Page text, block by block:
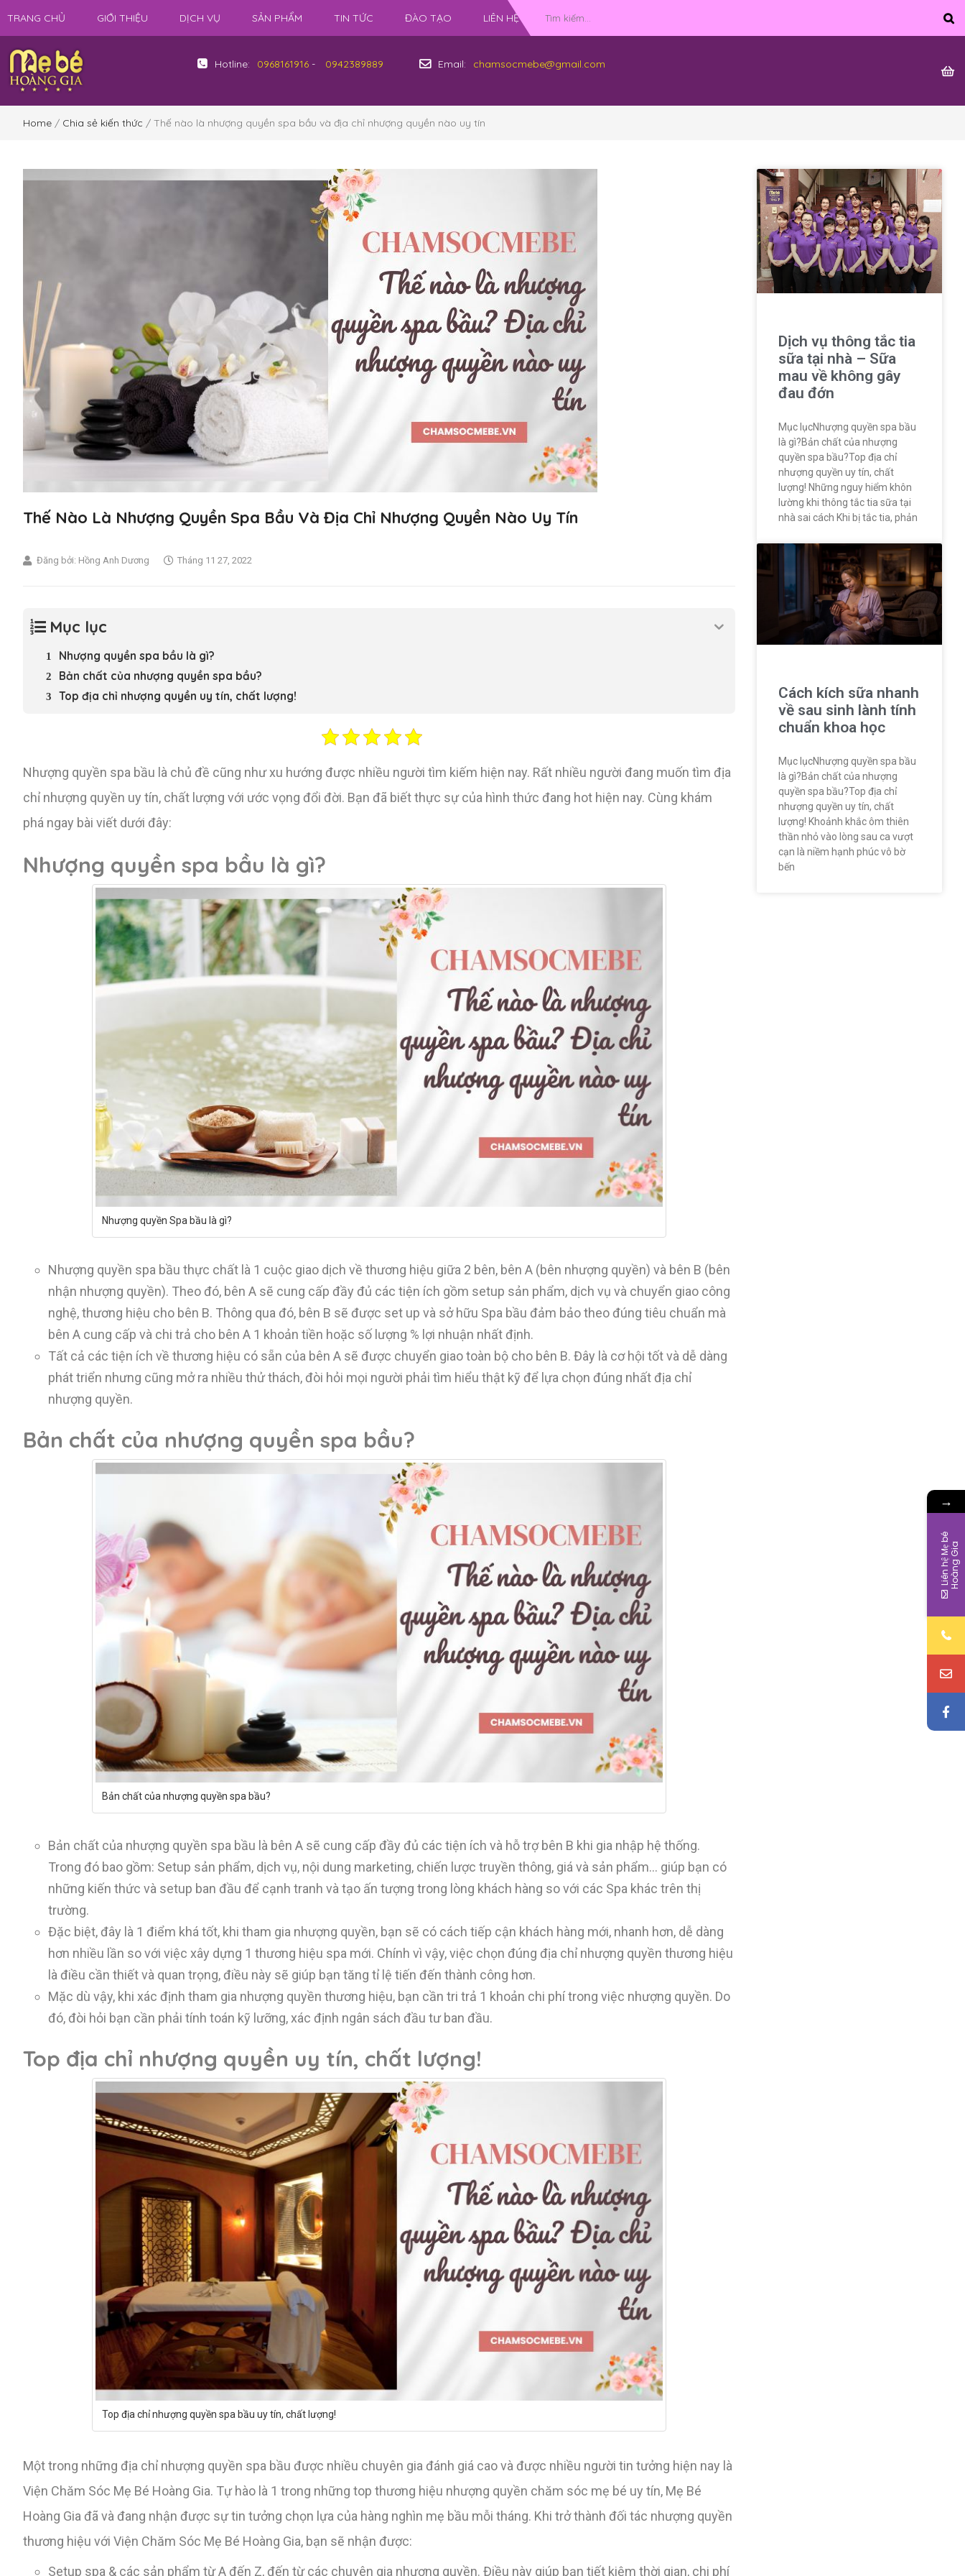
TRANG CHỦ GIỚI THIỆU DỊCH VỤ SẢN PHẨM TIN TỨC ĐÀO TẠO LIÊN HỆ
Hotline: 0968161916- 0942389889 Email: chamsocmebe@gmail.com
Home / Chia sẻ kiến thức / Thế nào là nhượng quyền spa bầu và địa chỉ nhượng quyền nào uy tín
Thế Nào Là Nhượng Quyền Spa Bầu Và Địa Chỉ Nhượng Quyền Nào Uy Tín
Đăng bởi: Hồng Anh Dương Tháng 11 27, 2022
Mục lục
Nhượng quyền spa bầu là gì?
Bản chất của nhượng quyền spa bầu?
Top địa chỉ nhượng quyền uy tín, chất lượng!
Nhượng quyền spa bầu là chủ đề cũng như xu hướng được nhiều người tìm kiếm hiện nay. Rất nhiều người đang muốn tìm địa
chỉ nhượng quyền uy tín, chất lượng với ước vọng đổi đời. Bạn đã biết thực sự của hình thức đang hot hiện nay. Cùng khám
phá ngay bài viết dưới đây:
Nhượng quyền spa bầu là gì?
Nhượng quyền Spa bầu là gì?
Nhượng quyền spa bầu thực chất là 1 cuộc giao dịch về thương hiệu giữa 2 bên, bên A (bên nhượng quyền) và bên B (bên
nhận nhượng quyền). Theo đó, bên A sẽ cung cấp đầy đủ các tiện ích gồm setup sản phẩm, dịch vụ và chuyển giao công
nghệ, thương hiệu cho bên B. Thông qua đó, bên B sẽ được set up và sở hữu Spa bầu đảm bảo theo đúng tiêu chuẩn mà
bên A cung cấp và chi trả cho bên A 1 khoản tiền hoặc số lượng % lợi nhuận nhất định.
Tất cả các tiện ích về thương hiệu có sẵn của bên A sẽ được chuyển giao toàn bộ cho bên B. Đây là cơ hội tốt và dễ dàng
phát triển nhưng cũng mở ra nhiều thử thách, đòi hỏi mọi người phải tìm hiểu thật kỹ để lựa chọn đúng nhất địa chỉ
nhượng quyền.
Bản chất của nhượng quyền spa bầu?
Bản chất của nhượng quyền spa bầu?
Bản chất của nhượng quyền spa bầu là bên A sẽ cung cấp đầy đủ các tiện ích và hỗ trợ bên B khi gia nhập hệ thống.
Trong đó bao gồm: Setup sản phẩm, dịch vụ, nội dung marketing, chiến lược truyền thông, giá và sản phẩm… giúp bạn có
những kiến thức và setup ban đầu để cạnh tranh và tạo ấn tượng trong lòng khách hàng so với các Spa khác trên thị
trường.
Đặc biệt, đây là 1 điểm khá tốt, khi tham gia nhượng quyền, bạn sẽ có cách tiếp cận khách hàng mới, nhanh hơn, dễ dàng
hơn nhiều lần so với việc xây dựng 1 thương hiệu spa mới. Chính vì vậy, việc chọn đúng địa chỉ nhượng quyền thương hiệu
là điều cần thiết và quan trọng, điều này sẽ giúp bạn tăng tỉ lệ tiến đến thành công hơn.
Mặc dù vậy, khi xác định tham gia nhượng quyền thương hiệu, bạn cần tri trả 1 khoản chi phí trong việc nhượng quyền. Do
đó, đòi hỏi bạn cần phải tính toán kỹ lưỡng, xác định ngân sách đầu tư ban đầu.
Top địa chỉ nhượng quyền uy tín, chất lượng!
Top địa chỉ nhượng quyền spa bầu uy tín, chất lượng!
Một trong những địa chỉ nhượng quyền spa bầu được nhiều chuyên gia đánh giá cao và được nhiều người tin tưởng hiện nay là
Viện Chăm Sóc Mẹ Bé Hoàng Gia. Tự hào là 1 trong những top thương hiệu nhượng quyền chăm sóc mẹ bé uy tín, Mẹ Bé
Hoàng Gia đã và đang nhận được sự tin tưởng chọn lựa của hàng nghìn mẹ bầu mỗi tháng. Khi trở thành đối tác nhượng quyền
thương hiệu với Viện Chăm Sóc Mẹ Bé Hoàng Gia, bạn sẽ nhận được:
Setup spa & các sản phẩm từ A đến Z, đến từ các chuyên gia nhượng quyền. Điều này giúp bạn tiết kiệm thời gian, chi phí
Dịch vụ thông tắc tia
sữa tại nhà – Sữa
mau về không gây
đau đớn
Mục lụcNhượng quyền spa bầu
là gì?Bản chất của nhượng
quyền spa bầu?Top địa chỉ
nhượng quyền uy tín, chất
lượng! Những nguy hiểm khôn
lường khi thông tắc tia sữa tại
nhà sai cách Khi bị tắc tia, phản
Cách kích sữa nhanh
về sau sinh lành tính
chuẩn khoa học
Mục lụcNhượng quyền spa bầu
là gì?Bản chất của nhượng
quyền spa bầu?Top địa chỉ
nhượng quyền uy tín, chất
lượng! Khoảnh khắc ôm thiên
thần nhỏ vào lòng sau ca vượt
cạn là niềm hạnh phúc vô bờ
bến
→
L
i
ê
n
h
ệ
M
ẹ
b
é
H
o
à
n
g
G
ia